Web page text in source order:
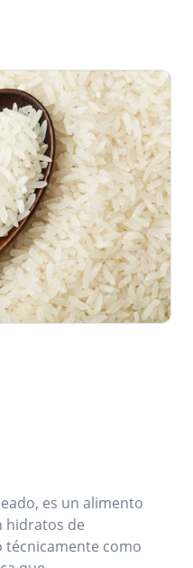
es un alimento
hidratos de
como